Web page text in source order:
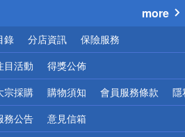
送
請小心！
more
錄 分店資訊 保險服務
目活動 得獎公佈
宗採購 購物須知 會員服務條款 隱
務公告 意見信箱